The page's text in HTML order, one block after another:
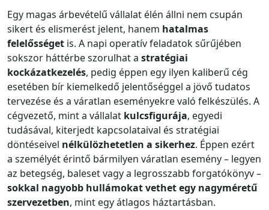
Egy magas árbevételű vállalat élén állni nem csupán
sikert és elismerést jelent, hanem hatalmas
felelősséget is. A napi operatív feladatok sűrűjében
sokszor háttérbe szorulhat a stratégiai
kockázatkezelés, pedig éppen egy ilyen kaliberű cég
esetében bír kiemelkedő jelentőséggel a jövő tudatos
tervezése és a váratlan eseményekre való felkészülés. A
cégvezető, mint a vállalat kulcsfigurája, egyedi
tudásával, kiterjedt kapcsolataival és stratégiai
döntéseivel nélkülözhetetlen a sikerhez. Éppen ezért
a személyét érintő bármilyen váratlan esemény – legyen
az betegség, baleset vagy a legrosszabb forgatókönyv –
sokkal nagyobb hullámokat vethet egy nagyméretű
szervezetben, mint egy átlagos háztartásban.